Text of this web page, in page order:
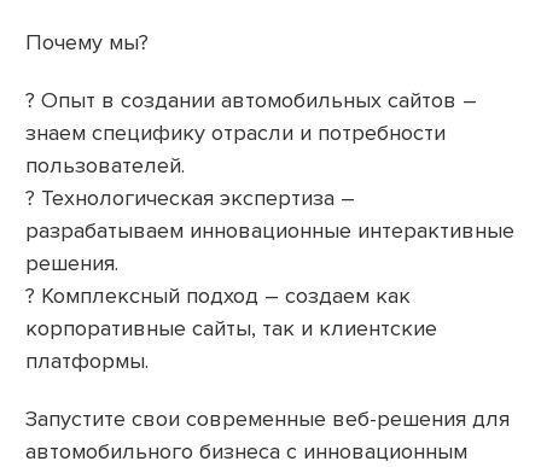
Почему мы?
? Опыт в создании автомобильных сайтов –
знаем специфику отрасли и потребности
пользователей.
? Технологическая экспертиза –
разрабатываем инновационные интерактивные
решения.
? Комплексный подход – создаем как
корпоративные сайты, так и клиентские
платформы.
Запустите свои современные веб-решения для
автомобильного бизнеса с инновационным